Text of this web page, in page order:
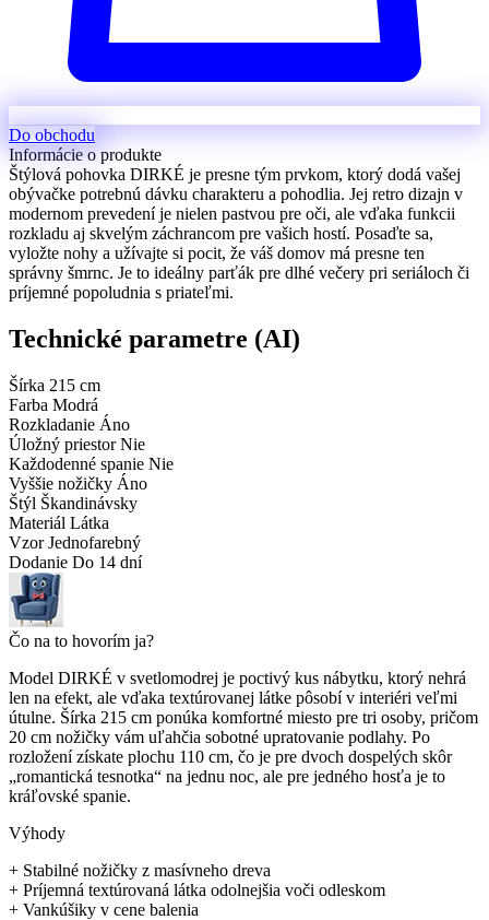
Do obchodu
Informácie o produkte
Štýlová pohovka DIRKÉ je presne tým prvkom, ktorý dodá vašej
obývačke potrebnú dávku charakteru a pohodlia. Jej retro dizajn v
modernom prevedení je nielen pastvou pre oči, ale vďaka funkcii
rozkladu aj skvelým záchrancom pre vašich hostí. Posaďte sa,
vyložte nohy a užívajte si pocit, že váš domov má presne ten
správny šmrnc. Je to ideálny parťák pre dlhé večery pri seriáloch či
príjemné popoludnia s priateľmi.
Technické parametre (AI)
Šírka 215 cm
Farba Modrá
Rozkladanie Áno
Úložný priestor Nie
Každodenné spanie Nie
Vyššie nožičky Áno
Štýl Škandinávsky
Materiál Látka
Vzor Jednofarebný
Dodanie Do 14 dní
Čo na to hovorím ja?
Model DIRKÉ v svetlomodrej je poctivý kus nábytku, ktorý nehrá
len na efekt, ale vďaka textúrovanej látke pôsobí v interiéri veľmi
útulne. Šírka 215 cm ponúka komfortné miesto pre tri osoby, pričom
20 cm nožičky vám uľahčia sobotné upratovanie podlahy. Po
rozložení získate plochu 110 cm, čo je pre dvoch dospelých skôr
„romantická tesnotka“ na jednu noc, ale pre jedného hosťa je to
kráľovské spanie.
Výhody
+ Stabilné nožičky z masívneho dreva
+ Príjemná textúrovaná látka odolnejšia voči odleskom
+ Vankúšiky v cene balenia